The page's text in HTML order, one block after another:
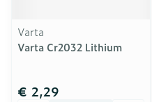
Varta
Varta Cr2032 Lithium
€ 2,29